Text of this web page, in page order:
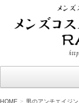
メ
ン
メ・
男性